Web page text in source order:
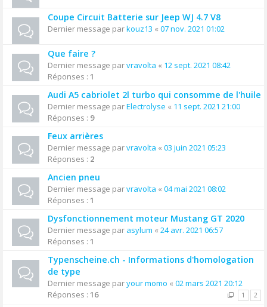
Coupe Circuit Batterie sur Jeep WJ 4.7 V8
Dernier message parkouz13 « 07 nov. 2021 01:02
Que faire ?
Dernier message parvravolta « 12 sept. 2021 08:42
Réponses : 1
Audi A5 cabriolet 2l turbo qui consomme de l'huile
Dernier message parElectrolyse « 11 sept. 2021 21:00
Réponses : 9
Feux arrières
Dernier message parvravolta « 03 juin 2021 05:23
Réponses : 2
Ancien pneu
Dernier message parvravolta « 04 mai 2021 08:02
Réponses : 1
Dysfonctionnement moteur Mustang GT 2020
Dernier message par asylum « 24 avr. 2021 06:57
Réponses : 1
Typenscheine.ch - Informations d'homologation
de type
Dernier message paryour momo « 02 mars 2021 20:12
Réponses : 16 1 2